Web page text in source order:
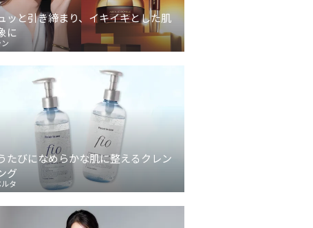
ッと引き締まり、イキイキとした肌
に
たびになめらかな肌に整えるクレン
グ
タ